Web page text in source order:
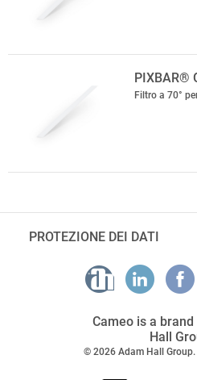
PIXBAR®
Filtro a 70°
PROTEZIONE DEI DATI
Cameo is a
Hall
© 2026 Adam Hall Group.